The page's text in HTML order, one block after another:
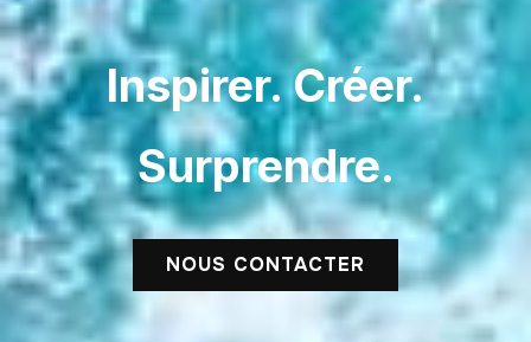
Inspirer. Créer.
Surprendre.
NOUS CONTACTER